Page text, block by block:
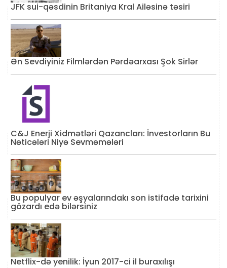
JFK sui-qəsdinin Britaniya Kral Ailəsinə təsiri
Ən Sevdiyiniz Filmlərdən Pərdəarxası Şok Sirlər
C&J Enerji Xidmətləri Qazancları: İnvestorların Bu
Nəticələri Niyə Sevməmələri
Bu populyar ev əşyalarındakı son istifadə tarixini
gözardı edə bilərsiniz
Netflix-də yenilik: İyun 2017-ci il buraxılışı